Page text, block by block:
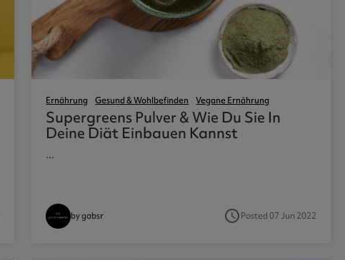
Ernährung Gesund & Wohlbefinden Vegane Ernährung
Supergreens Pulver & Wie Du Sie In
Deine Diät Einbauen Kannst
...
by gabsr access_timePosted 07 Jun 2022